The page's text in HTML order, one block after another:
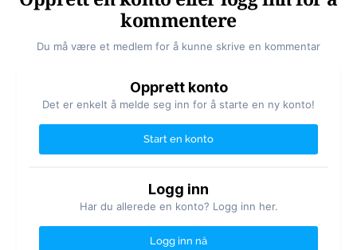
kommentere
Du må være et medlem for å kunne skrive en kommentar
Opprett konto
Det er enkelt å melde seg inn for å starte en ny konto!
Start en konto
Logg inn
Har du allerede en konto? Logg inn her.
Logg inn nå